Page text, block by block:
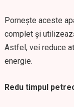
Pornește aceste
complet și
Astfel, vei reduce
energie.
Redu timpul